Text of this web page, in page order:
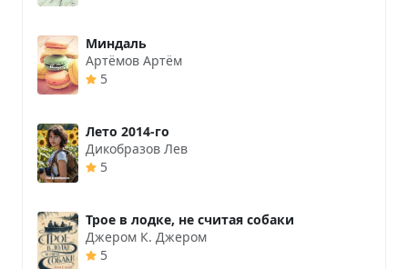
Миндаль
Артёмов Артём
5
Лето 2014-го
Дикобразов Лев
5
Трое в лодке, не считая собаки
Джером К. Джером
5